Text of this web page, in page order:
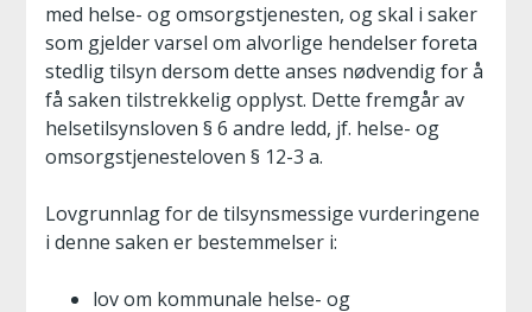
med helse- og omsorgstjenesten, og skal i saker
som gjelder varsel om alvorlige hendelser foreta
stedlig tilsyn dersom dette anses nød­vendig for å
få saken tilstrekkelig opplyst. Dette fremgår av
helsetilsynsloven § 6 andre ledd, jf. helse- og
omsorgstjenesteloven § 12-3 a.
Lovgrunnlag for de tilsynsmessige vurderingene
i denne saken er bestemmelser i:
lov om kommunale helse- og